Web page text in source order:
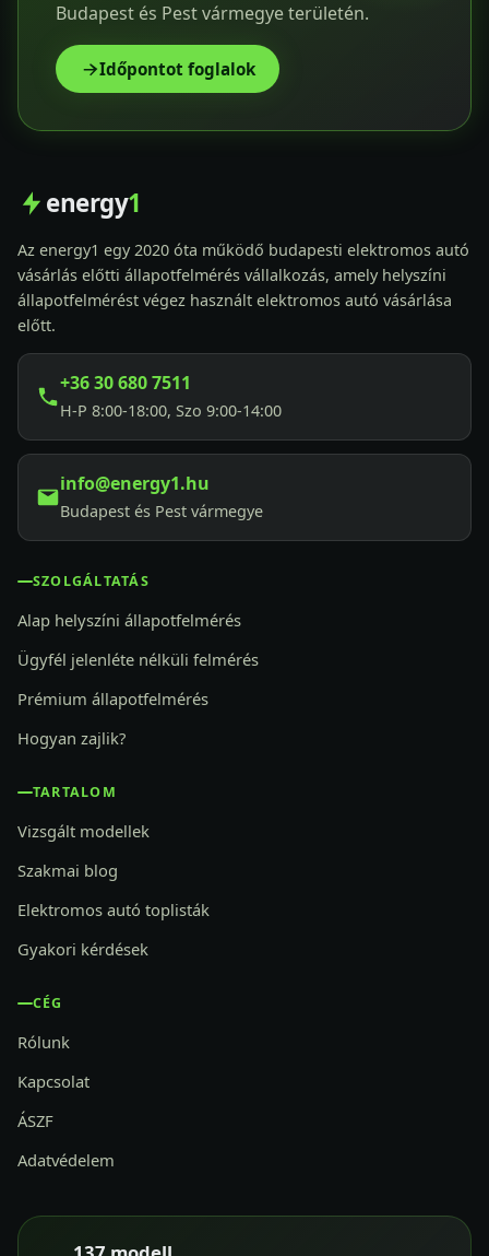
Budapest és Pest vármegye területén.
Időpontot foglalok
energy1
Az energy1 egy 2020 óta működő budapesti elektromos autó
vásárlás előtti állapotfelmérés vállalkozás, amely helyszíni
állapotfelmérést végez használt elektromos autó vásárlása
előtt.
+36 30 680 7511
H-P 8:00-18:00, Szo 9:00-14:00
info@energy1.hu
Budapest és Pest vármegye
SZOLGÁLTATÁS
Alap helyszíni állapotfelmérés
Ügyfél jelenléte nélküli felmérés
Prémium állapotfelmérés
Hogyan zajlik?
TARTALOM
Vizsgált modellek
Szakmai blog
Elektromos autó toplisták
Gyakori kérdések
CÉG
Rólunk
Kapcsolat
ÁSZF
Adatvédelem